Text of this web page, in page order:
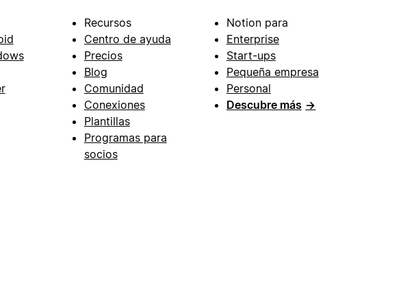
Recursos
Centro de ayuda
Precios
Blog
Comunidad
Conexiones
Plantillas
Programas para
socios
Notion para
Enterprise
Start-ups
Pequeña empresa
Personal
Descubre más →